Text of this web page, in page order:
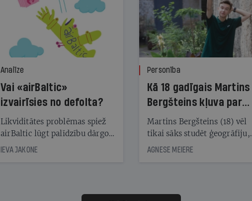
Analīze
Vai «airBaltic»
izvairīsies no defolta?
Likviditātes problēmas spiež
airBaltic lūgt palīdzību dārgo
obligāciju turētājiem, taču
samaksāt augstos procentus,
IEVA JAKONE
Personība
Kā 18 gadīgais Martins
Bergšteins kļuva par
laika ziņu seju?
Martins Bergšteins (18) vēl
tikai sāks studēt ģeogrāfiju,
bet viņa sacītajam jau uzticas
uzcītīga darba, mammas
AGNESE MEIERE